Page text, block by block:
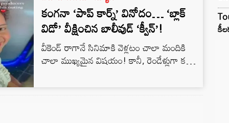
థియేటర్లలో మాత్రమే విడుదల చేయకూడదని
నిర్ణయించుకున్నప్పుడు ఆమె ఒప్పందం
ఉల్లంఘించబడిందని స్కార్లెట్ తరపు న్యాయవాదులు
ఆరోపించారు. స్టూడియో చర్య సినిమా టికెట్
అమ్మకాలను…
కంగనా ‘పాప్ కార్న్’ వినోదం… ‘బ్లాక్
విడో’ వీక్షించిన బాలీవుడ్ ‘క్వీన్’!
వీకెండ్ రాగానే సినిమాకి వెళ్లటం చాలా మందికి
చాలా ముఖ్యమైన విషయం! కానీ, రెండేళ్లుగా కరోనా
మహమ్మారి పుణ్యం కొద్దీ పెద్దతెర కాస్త పెద్ద
ఎంతకూ తెరుచుకోవటం లేదు. అయితే, బిగ్ స్క్రీన్ పై